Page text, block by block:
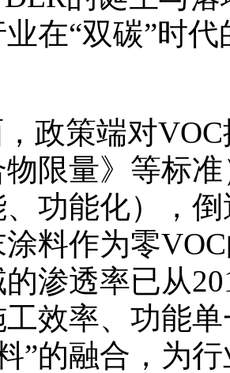
在“双碳”时
政策端对
限量》等标
功能化），
料作为零
渗透率已从
效率、功能
”的融合，为